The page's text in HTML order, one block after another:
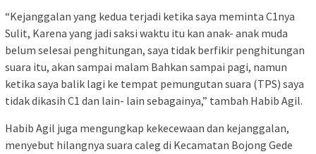
“Kejanggalan yang kedua terjadi ketika saya meminta C1nya
Sulit, Karena yang jadi saksi waktu itu kan anak- anak muda
belum selesai penghitungan, saya tidak berfikir penghitungan
suara itu, akan sampai malam Bahkan sampai pagi, namun
ketika saya balik lagi ke tempat pemungutan suara (TPS) saya
tidak dikasih C1 dan lain- lain sebagainya,” tambah Habib Agil.
Habib Agil juga mengungkap kekecewaan dan kejanggalan,
menyebut hilangnya suara caleg di Kecamatan Bojong Gede